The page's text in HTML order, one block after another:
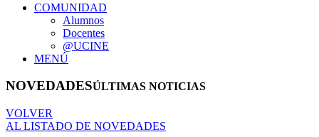
COMUNIDAD
Alumnos
Docentes
@UCINE
MENÚ
NOVEDADESÚLTIMAS NOTICIAS
VOLVER
AL LISTADO DE NOVEDADES